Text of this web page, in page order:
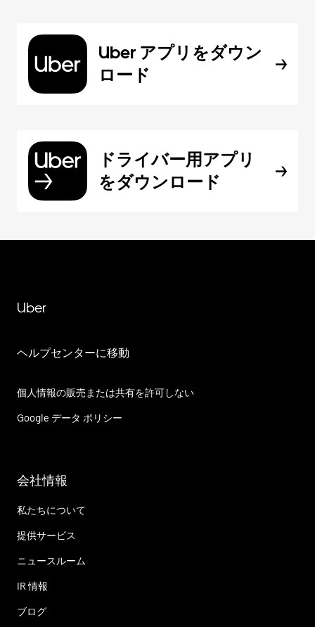
Uber アプリをダウン
ロード
ドライバー用アプリ
をダウンロード
Uber
ヘルプセンターに移動
個人情報の販売または共有を許可しない
Google データ ポリシー
会社情報
私たちについて
提供サービス
ニュースルーム
IR 情報
ブログ